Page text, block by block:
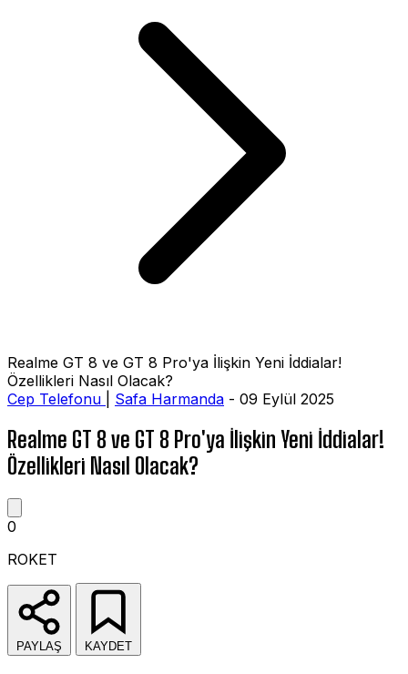
Realme GT 8 ve GT 8 Pro'ya İlişkin Yeni İddialar!
Özellikleri Nasıl Olacak?
Cep Telefonu
Safa Harmanda - 09 Eylül 2025
Realme GT 8 ve GT 8 Pro'ya İlişkin Yeni İddialar!
Özellikleri Nasıl Olacak?
0
ROKET
PAYLAŞ KAYDET